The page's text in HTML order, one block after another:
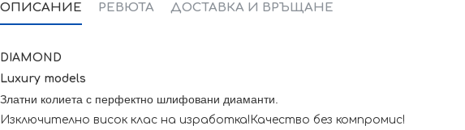
ОПИСАНИЕ РЕВЮТА ДОСТАВКА И ВРЪЩАНЕ
DIAMOND
Luxury models
Златни колиета с перфектно шлифовани диаманти.
Изключително висок клас на изработка!Качество без компромис!